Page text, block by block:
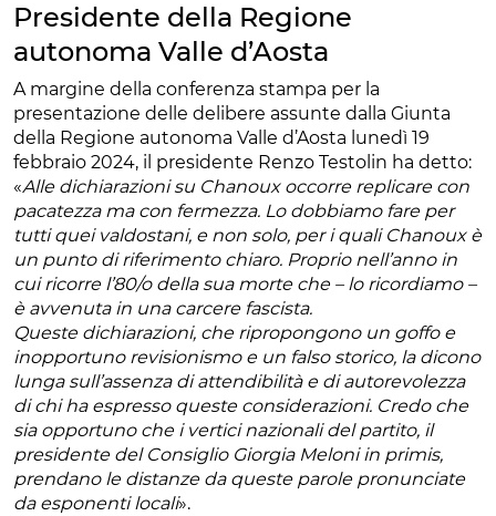
Presidente della Regione
autonoma Valle d’Aosta
A margine della conferenza stampa per la
presentazione delle delibere assunte dalla Giunta
della Regione autonoma Valle d’Aosta lunedì 19
febbraio 2024, il presidente Renzo Testolin ha detto:
«Alle dichiarazioni su Chanoux occorre replicare con
pacatezza ma con fermezza. Lo dobbiamo fare per
tutti quei valdostani, e non solo, per i quali Chanoux è
un punto di riferimento chiaro. Proprio nell’anno in
cui ricorre l’80/o della sua morte che – lo ricordiamo –
è avvenuta in una carcere fascista.
Queste dichiarazioni, che ripropongono un goffo e
inopportuno revisionismo e un falso storico, la dicono
lunga sull’assenza di attendibilità e di autorevolezza
di chi ha espresso queste considerazioni. Credo che
sia opportuno che i vertici nazionali del partito, il
presidente del Consiglio Giorgia Meloni in primis,
prendano le distanze da queste parole pronunciate
da esponenti locali».